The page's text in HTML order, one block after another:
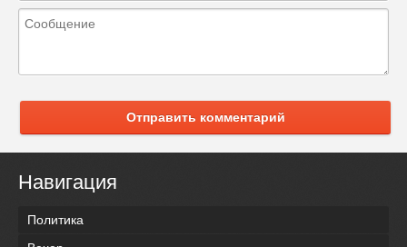
Отправить комментарий
Навигация
Политика